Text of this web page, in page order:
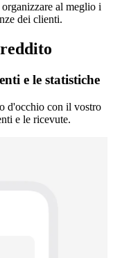
al meglio i
dei clienti.
e le statistiche
d'occhio con il vostro
e le ricevute.